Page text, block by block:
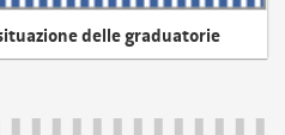
delle graduatorie